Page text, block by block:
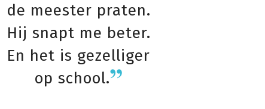
de meester praten.
Hij snapt me beter.
En het is gezelliger
op school.